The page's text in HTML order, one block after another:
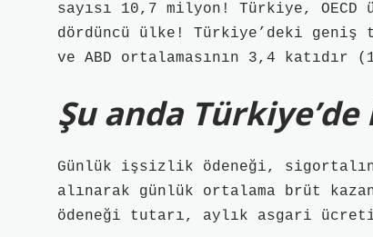
sayısı 10,7 milyon! Türkiye,
dördüncü ülke! Türkiye’deki
ve ABD ortalamasının 3,4 katıdır
Şu anda
Günlük işsizlik ödeneği,
alınarak günlük ortalama brüt
ödeneği tutarı, aylık asgari